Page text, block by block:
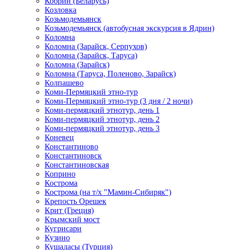
Козловка
Козьмодемьянск
Козьмодемьянск (автобусная экскурсия в Ядрин)
Коломна
Коломна (Зарайск, Серпухов)
Коломна (Зарайск, Таруса)
Коломна (Зарайск)
Коломна (Таруса, Поленово, Зарайск)
Колпашево
Коми-Пермяцкий этно-тур
Коми-Пермяцкий этно-тур (3 дня / 2 ночи)
Коми-пермяцкий этнотур, день 1
Коми-пермяцкий этнотур, день 2
Коми-пермяцкий этнотур, день 3
Коневец
Константиново
Константиновск
Константиновская
Коприно
Кострома
Кострома (на т/х "Мамин-Сибиряк")
Крепость Орешек
Крит (Греция)
Крымский мост
Кугрисари
Кузино
Кушадасы (Турция)